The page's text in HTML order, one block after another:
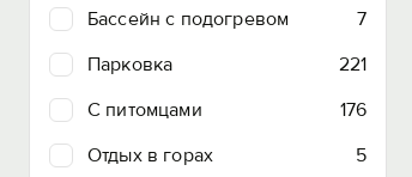
Бассейн с подогревом
7
Парковка
221
C питомцами
176
Отдых в горах
5